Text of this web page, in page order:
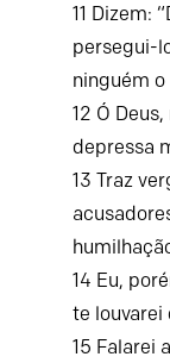
11 Dizem:
persegui-
ninguém o
12 Ó
depressa
13 Traz
14 Eu,
te louvarei
15 Falarei